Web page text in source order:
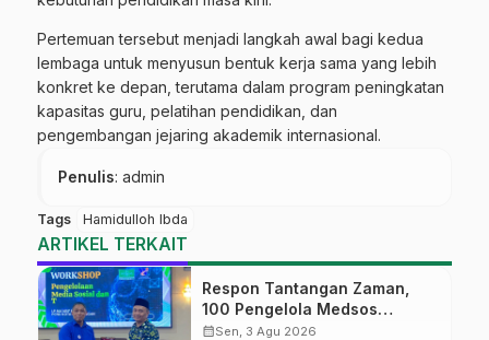
Pertemuan tersebut menjadi langkah awal bagi kedua
lembaga untuk menyusun bentuk kerja sama yang lebih
konkret ke depan, terutama dalam program peningkatan
kapasitas guru, pelatihan pendidikan, dan
pengembangan jejaring akademik internasional.
Penulis: admin
Tags Hamidulloh Ibda
ARTIKEL TERKAIT
Respon Tantangan Zaman,
100 Pengelola Medsos
Sekolah Ma’arif Pekalongan
calendar_monthSen, 3 Agu 2026